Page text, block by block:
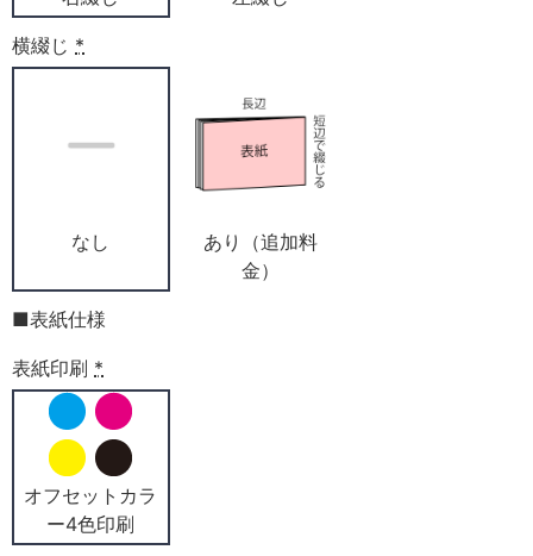
横綴じ *
なし
あり（追加料
金）
■表紙仕様
表紙印刷 *
オフセットカラ
ー4色印刷